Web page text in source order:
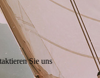
Sie uns